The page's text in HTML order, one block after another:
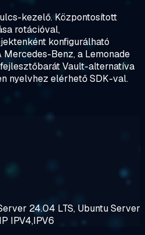
kezelő. Központosított
rotációval,
konfigurálható
Benz, a Lemonade
Vault-alternatíva
nyelvhez elérhető SDK-val.
24.04 LTS, Ubuntu Server
IP IPV4,IPV6